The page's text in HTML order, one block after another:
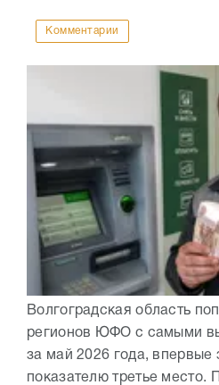
Комментарии
Волгоградская область
регионов ЮФО с самыми
за май 2026 года, впервые
показателю третье место.